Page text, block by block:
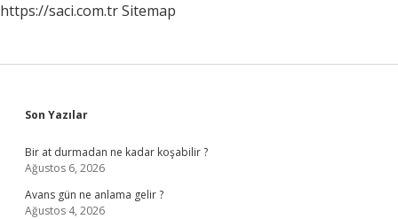
https://saci.com.trSitemap
Sidebar
Son Yazılar
Bir at durmadan ne kadar koşabilir ?
Ağustos 6, 2026
Avans gün ne anlama gelir ?
Ağustos 4, 2026